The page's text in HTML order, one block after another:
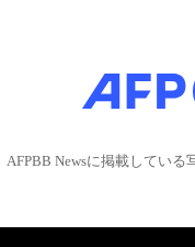
AFPBB Newsに掲載してい